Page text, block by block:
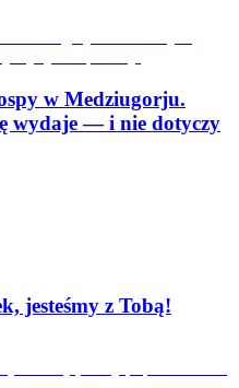
w Medziugorju.
wydaje — i nie dotyczy
jesteśmy z Tobą!